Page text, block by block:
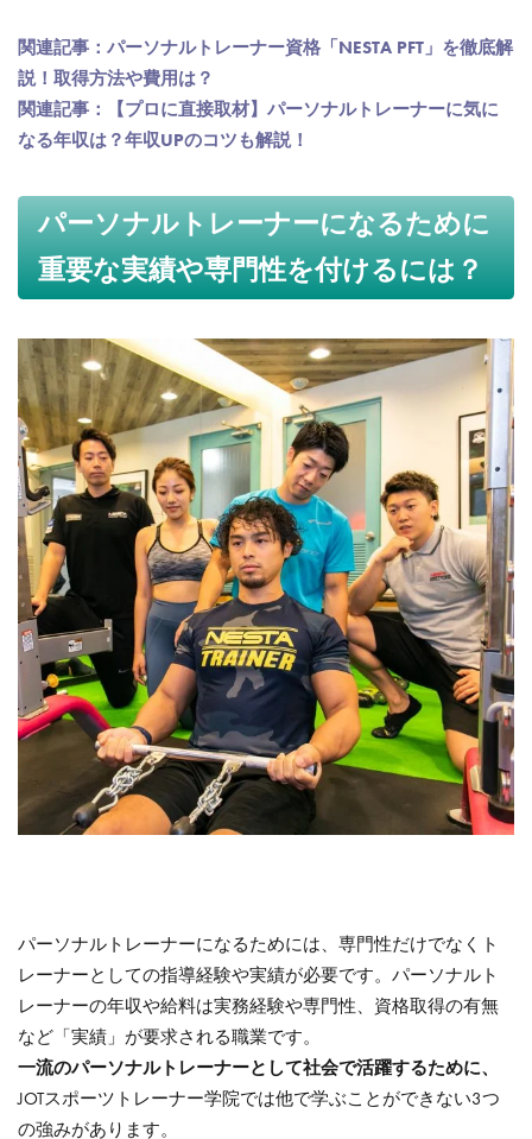
関連記事：パーソナルトレーナー資格「NESTA PFT」を徹底解
説！取得方法や費用は？
関連記事：【プロに直接取材】パーソナルトレーナーに気に
なる年収は？年収UPのコツも解説！
パーソナルトレーナーになるために
重要な実績や専門性を付けるには？
パーソナルトレーナーになるためには、専門性だけでなくト
レーナーとしての指導経験や実績が必要です。パーソナルト
レーナーの年収や給料は実務経験や専門性、資格取得の有無
など「実績」が要求される職業です。
一流のパーソナルトレーナーとして社会で活躍するために、
JOTスポーツトレーナー学院では他で学ぶことができない3つ
の強みがあります。